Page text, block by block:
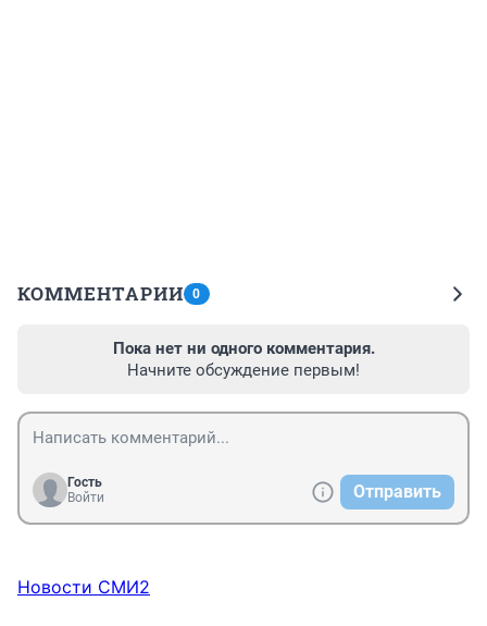
КОММЕНТАРИИ 0
Пока нет ни одного комментария.
Начните обсуждение первым!
Гость
Войти
Отправить
Новости СМИ2